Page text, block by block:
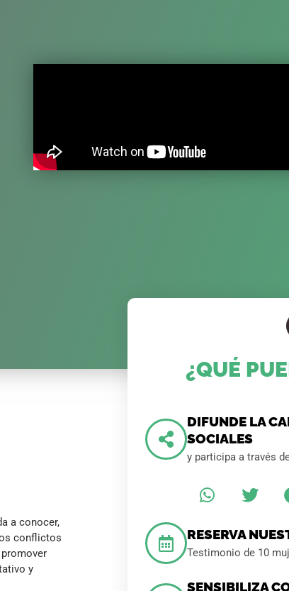
a conocer,
conflictos
y
¿QUÉ
DIFUNDE LA
SOCIALES
y participa a través
RESERVA
Testimonio de 10
SENSIBILIZA